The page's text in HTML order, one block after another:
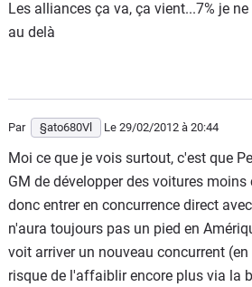
Volkswagen ?
de sortie ;)
Renault possède un peu plus de
Stratégiquement c'est bien joué car
ne contrôle pas Nissan (il faudrait
action) mais dans les faits, avec
décisions et a placé ses cadres au
Les alliances ça va, ça vient...7% je
au delà
Par §ato680Vl Le 29/02/2012 à 20:44
Moi ce que je vois surtout, c'est que
GM de développer des voitures moins
donc entrer en concurrence direct
n'aura toujours pas un pied en
voit arriver un nouveau concurrent
risque de l'affaiblir encore plus via la